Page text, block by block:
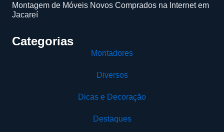
Montagem de Móveis Novos Comprados na Internet em
Jacareí
Categorias
Montadores
Diversos
Dicas e Decoração
Destaques